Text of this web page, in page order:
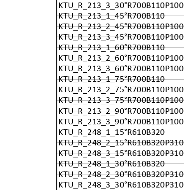
KTU_R_213_3_30°R700B110P100
KTU_R_213_1_45°R700B110
KTU_R_213_2_45°R700B110P100
KTU_R_213_3_45°R700B110P100
KTU_R_213_1_60°R700B110
KTU_R_213_2_60°R700B110P100
KTU_R_213_3_60°R700B110P100
KTU_R_213_1_75°R700B110
KTU_R_213_2_75°R700B110P100
KTU_R_213_3_75°R700B110P100
KTU_R_213_2_90°R700B110P100
KTU_R_213_3_90°R700B110P100
KTU_R_248_1_15°R610B320
KTU_R_248_2_15°R610B320P310
KTU_R_248_3_15°R610B320P310
KTU_R_248_1_30°R610B320
KTU_R_248_2_30°R610B320P310
KTU_R_248_3_30°R610B320P310